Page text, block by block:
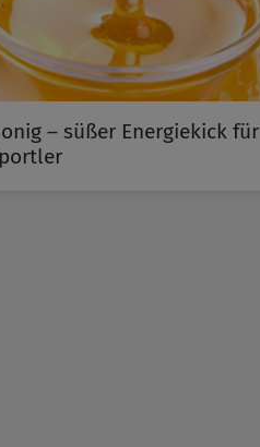
– süßer Energiekick für